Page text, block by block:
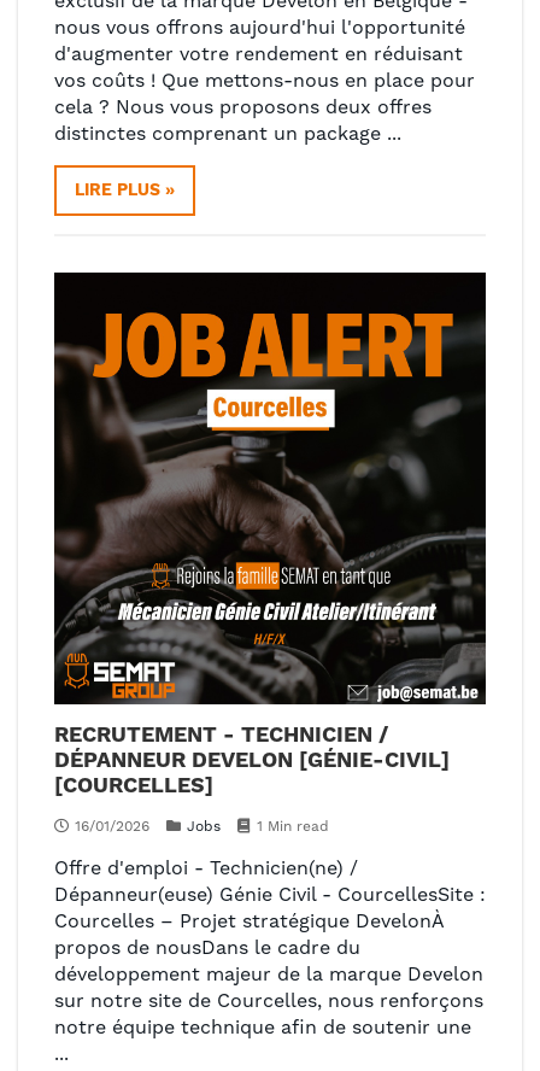
nous vous offrons aujourd'hui l'opportunité
d'augmenter votre rendement en réduisant
vos coûts ! Que mettons-nous en place pour
cela ? Nous vous proposons deux offres
distinctes comprenant un package ...
LIRE PLUS »
RECRUTEMENT - TECHNICIEN /
DÉPANNEUR DEVELON [GÉNIE-CIVIL]
[COURCELLES]
16/01/2026 Jobs 1 Min read
Offre d'emploi - Technicien(ne) /
Dépanneur(euse) Génie Civil - CourcellesSite :
Courcelles – Projet stratégique DevelonÀ
propos de nousDans le cadre du
développement majeur de la marque Develon
sur notre site de Courcelles, nous renforçons
notre équipe technique afin de soutenir une
...